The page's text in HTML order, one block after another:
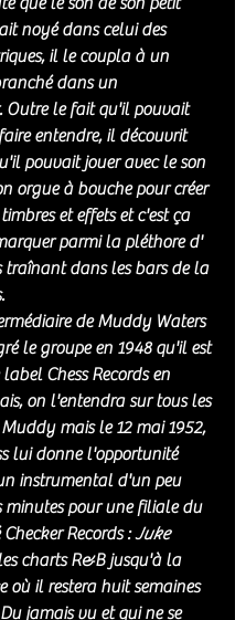
noyé dans celui des
il le coupla à un
dans un
Outre le fait qu'il pouvait
entendre, il découvrit
pouvait jouer avec le son
orgue à bouche pour créer
et effets et c'est ça
parmi la pléthore d'
traînant dans les bars de la
de Muddy Waters
le groupe en 1948 qu'il est
Chess Records en
on l'entendra sur tous les
mais le 12 mai 1952,
lui donne l'opportunité
instrumental d'un peu
minutes pour une filiale du
Records : Juke
charts R&B jusqu'à la
où il restera huit semaines
jamais vu et qui ne se